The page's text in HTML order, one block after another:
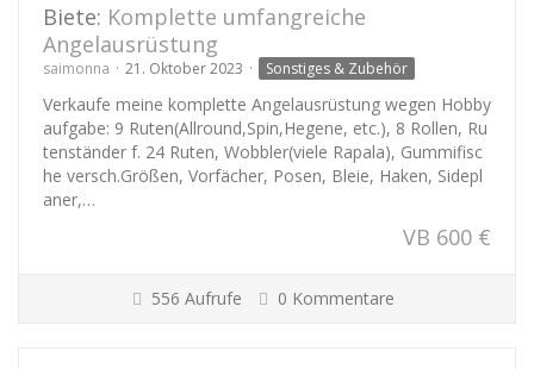
Biete: Komplette umfangreiche
Angelausrüstung
saimonna 21. Oktober 2023 Sonstiges & Zubehör
Verkaufe meine komplette Angelausrüstung wegen Hobby
aufgabe: 9 Ruten(Allround,Spin,Hegene, etc.), 8 Rollen, Ru
tenständer f. 24 Ruten, Wobbler(viele Rapala), Gummifisc
he versch.Größen, Vorfächer, Posen, Bleie, Haken, Sidepl
aner,…
VB 600 €
556 Aufrufe 0 Kommentare